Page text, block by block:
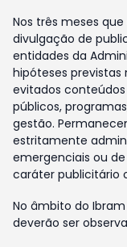
Nos três meses
divulgação de
entidades da
hipóteses
evitados
públicos,
gestão.
estritamente
emergenciais ou
caráter publicitário
No âmbito do
deverão ser